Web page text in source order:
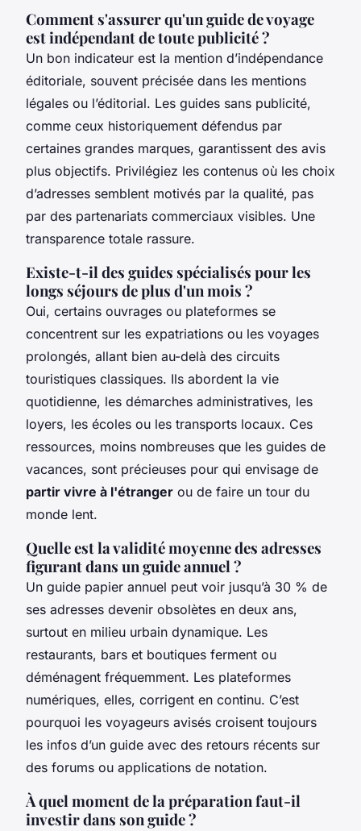
Comment s'assurer qu'un guide de voyage
est indépendant de toute publicité ?
Un bon indicateur est la mention d’indépendance
éditoriale, souvent précisée dans les mentions
légales ou l’éditorial. Les guides sans publicité,
comme ceux historiquement défendus par
certaines grandes marques, garantissent des avis
plus objectifs. Privilégiez les contenus où les choix
d’adresses semblent motivés par la qualité, pas
par des partenariats commerciaux visibles. Une
transparence totale rassure.
Existe-t-il des guides spécialisés pour les
longs séjours de plus d'un mois ?
Oui, certains ouvrages ou plateformes se
concentrent sur les expatriations ou les voyages
prolongés, allant bien au-delà des circuits
touristiques classiques. Ils abordent la vie
quotidienne, les démarches administratives, les
loyers, les écoles ou les transports locaux. Ces
ressources, moins nombreuses que les guides de
vacances, sont précieuses pour qui envisage de
partir vivre à l'étranger ou de faire un tour du
monde lent.
Quelle est la validité moyenne des adresses
figurant dans un guide annuel ?
Un guide papier annuel peut voir jusqu’à 30 % de
ses adresses devenir obsolètes en deux ans,
surtout en milieu urbain dynamique. Les
restaurants, bars et boutiques ferment ou
déménagent fréquemment. Les plateformes
numériques, elles, corrigent en continu. C’est
pourquoi les voyageurs avisés croisent toujours
les infos d’un guide avec des retours récents sur
des forums ou applications de notation.
À quel moment de la préparation faut-il
investir dans son guide ?